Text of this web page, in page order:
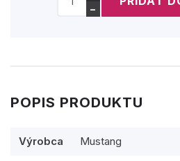
−
POPIS PRODUKTU
Výrobca Mustang